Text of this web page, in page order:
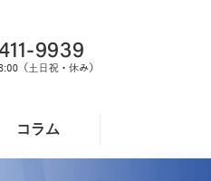
コラム